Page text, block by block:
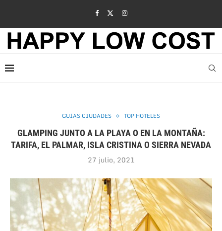
GUÍAS CIUDADES TOP HOTELES
GLAMPING JUNTO A LA PLAYA O EN LA MONTAÑA:
TARIFA, EL PALMAR, ISLA CRISTINA O SIERRA NEVADA
27 julio, 2021